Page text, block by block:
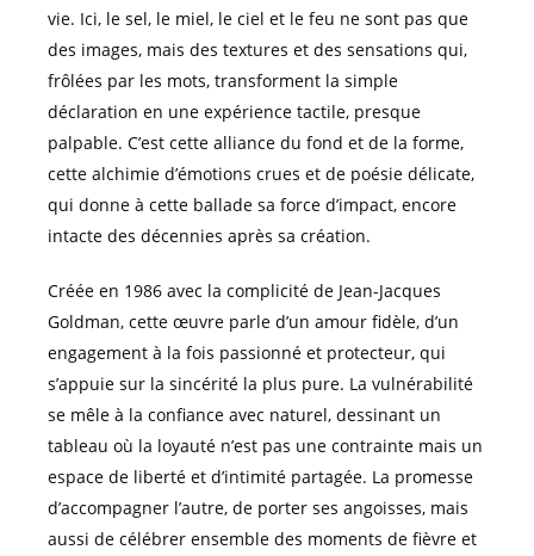
vie. Ici, le sel, le miel, le ciel et le feu ne sont pas que
des images, mais des textures et des sensations qui,
frôlées par les mots, transforment la simple
déclaration en une expérience tactile, presque
palpable. C’est cette alliance du fond et de la forme,
cette alchimie d’émotions crues et de poésie délicate,
qui donne à cette ballade sa force d’impact, encore
intacte des décennies après sa création.
Créée en 1986 avec la complicité de Jean-Jacques
Goldman, cette œuvre parle d’un amour fidèle, d’un
engagement à la fois passionné et protecteur, qui
s’appuie sur la sincérité la plus pure. La vulnérabilité
se mêle à la confiance avec naturel, dessinant un
tableau où la loyauté n’est pas une contrainte mais un
espace de liberté et d’intimité partagée. La promesse
d’accompagner l’autre, de porter ses angoisses, mais
aussi de célébrer ensemble des moments de fièvre et